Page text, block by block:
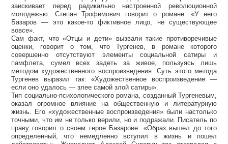
заискивает перед радикально настроенной революционной
молодежью. Степан Трофимович говорит о романе: «У него
Базаров — это какое-то фиктивное лицо, не существующее
вовсе».
Сам факт, что «Отцы и дети» вызвали такие противоречивые
оценки, говорит о том, что Тургенев, в романе которого
совершенно отсутствуют элементы социальной сатиры и
памфлета, сумел всех задеть за живое, пользуясь лишь
методом художественного воспроизведения. Суть этого метода
Тургенев выразил так: «Художественное воспроизведение —
если оно удалось — злее самой злой сатиры».
Тип социально-психологического романа, созданный Тургеневым,
оказал огромное влияние на общественную и литературную
жизнь. Его «художественные воспроизведения» были настолько
точными, что им не только верили, но и подражали. Писатель по
праву говорил о своем герое Базарове: «Образ вышел до того
определенный, что немедленно вступил в жизнь и пошел